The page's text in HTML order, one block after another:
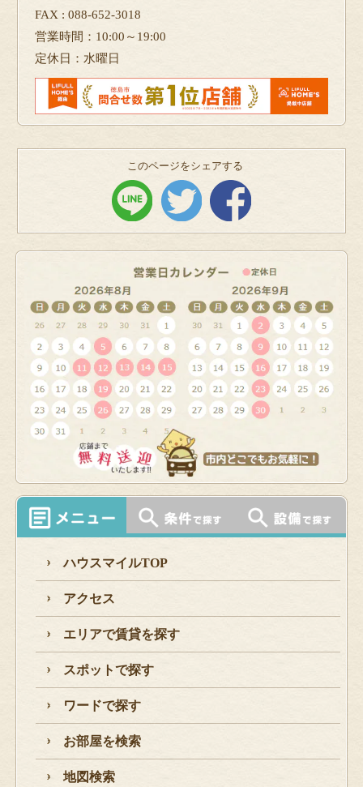
FAX : 088-652-3018
営業時間：10:00～19:00
定休日：水曜日
このページをシェアする
ハウスマイルTOP
アクセス
エリアで賃貸を探す
スポットで探す
ワードで探す
お部屋を検索
地図検索